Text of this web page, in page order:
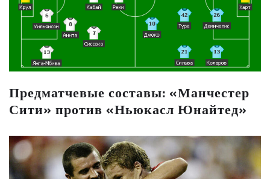
Предматчевые составы: «Манчестер
Сити» против «Ньюкасл Юнайтед»